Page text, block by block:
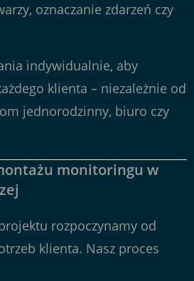
oznaczanie zdarzeń czy
indywidualnie, aby
klienta – niezależnie od
jednorodzinny, biuro czy
monitoringu w
rozpoczynamy od
klienta. Nasz proces